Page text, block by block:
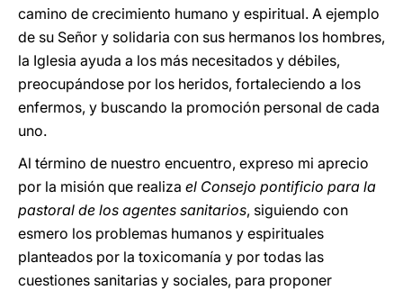
camino de crecimiento humano y espiritual. A ejemplo
de su Señor y solidaria con sus hermanos los hombres,
la Iglesia ayuda a los más necesitados y débiles,
preocupándose por los heridos, fortaleciendo a los
enfermos, y buscando la promoción personal de cada
uno.
Al término de nuestro encuentro, expreso mi aprecio
por la misión que realiza el Consejo pontificio para la
pastoral de los agentes sanitarios, siguiendo con
esmero los problemas humanos y espirituales
planteados por la toxicomanía y por todas las
cuestiones sanitarias y sociales, para proponer